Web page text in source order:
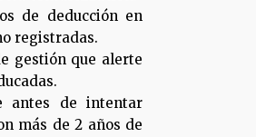
de deducción en
registradas.
gestión que alerte
antes de intentar
más de 2 años de